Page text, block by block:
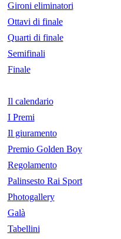
Gironi eliminatori
Ottavi di finale
Quarti di finale
Semifinali
Finale
Il calendario
I Premi
Il giuramento
Premio Golden Boy
Regolamento
Palinsesto Rai Sport
Photogallery
Galà
Tabellini